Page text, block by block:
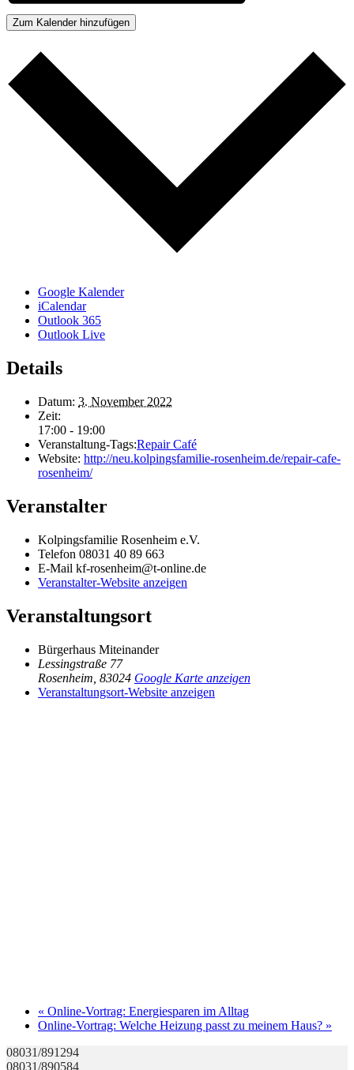
Zum Kalender hinzufügen
Google Kalender
iCalendar
Outlook 365
Outlook Live
Details
Datum: 3. November 2022
Zeit:
17:00 - 19:00
Veranstaltung-Tags:Repair Café
Website: http://neu.kolpingsfamilie-rosenheim.de/repair-cafe-
rosenheim/
Veranstalter
Kolpingsfamilie Rosenheim e.V.
Telefon 08031 40 89 663
E-Mail kf-rosenheim@t-online.de
Veranstalter-Website anzeigen
Veranstaltungsort
Bürgerhaus Miteinander
Lessingstraße 77
Rosenheim 83024 Google Karte anzeigen
Veranstaltungsort-Website anzeigen
« Online-Vortrag: Energiesparen im Alltag
Online-Vortrag: Welche Heizung passt zu meinem Haus? »
08031/891294
08031/890584